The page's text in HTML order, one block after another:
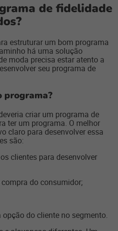
de fidelidade
estruturar um bom programa
há uma solução
moda precisa estar atento a
seu programa de
programa?
criar um programa de
ter um programa. O melhor
claro para desenvolver essa
são:
clientes para desenvolver
do consumidor;
do cliente no segmento.